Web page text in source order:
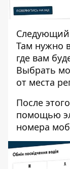
Следующий
Там нужно
где вам
Выбрать
от места
После
помощью
номера